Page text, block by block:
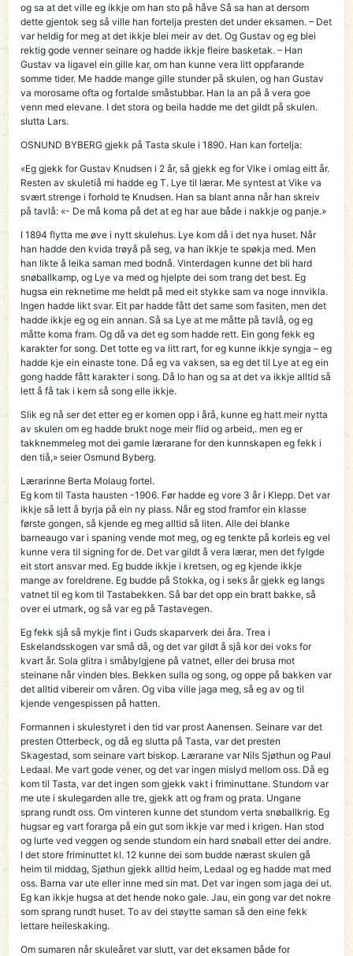
og sa at det ville eg ikkje om han sto på håve Så sa han at dersom
dette gjentok seg så ville han fortelja presten det under eksamen. – Det
var heldig for meg at det ikkje blei meir av det. Og Gustav og eg blei
rektig gode venner seinare og hadde ikkje fleire basketak. – Han
Gustav va ligavel ein gille kar, om han kunne vera litt oppfarande
somme tider. Me hadde mange gille stunder på skulen, og han Gustav
va morosame ofta og fortalde småstubbar. Han la an på å vera goe
venn med elevane. I det stora og beila hadde me det gildt på skulen.
slutta Lars.
OSNUND BYBERG gjekk på Tasta skule i 1890. Han kan fortelja:
«Eg gjekk for Gustav Knudsen i 2 år, så gjekk eg for Vike i omlag eitt år.
Resten av skuletiå mi hadde eg T. Lye til lærar. Me syntest at Vike va
svært strenge i forhold te Knudsen. Han sa blant anna når han skreiv
på tavlå: «- De må koma på det at eg har aue både i nakkje og panje.»
I 1894 flytta me øve i nytt skulehus. Lye kom då i det nya huset. Når
han hadde den kvida trøyå på seg, va han ikkje te spøkja med. Men
han likte å leika saman med bodnå. Vinterdagen kunne det bli hard
snøballkamp, og Lye va med og hjelpte dei som trang det best. Eg
hugsa ein reknetime me heldt på med eit stykke sam va noge innvikla.
Ingen hadde likt svar. Eit par hadde fått det same som fasiten, men det
hadde ikkje eg og ein annan. Så sa Lye at me måtte på tavlå, og eg
måtte koma fram. Og då va det eg som hadde rett. Ein gong fekk eg
karakter for song. Det totte eg va litt rart, for eg kunne ikkje syngja – eg
hadde kje ein einaste tone. Då eg va vaksen, sa eg det til Lye at eg ein
gong hadde fått karakter i song. Då lo han og sa at det va ikkje alltid så
lett å få tak i kem så song elle ikkje.
Slik eg nå ser det etter eg er komen opp i årå, kunne eg hatt meir nytta
av skulen om eg hadde brukt noge meir flid og arbeid,. men eg er
takknemmeleg mot dei gamle lærarane for den kunnskapen eg fekk i
den tiå,» seier Osmund Byberg.
Lærarinne Berta Molaug fortel.
Eg kom til Tasta hausten -1906. Før hadde eg vore 3 år i Klepp. Det var
ikkje så lett å byrja på ein ny plass. Når eg stod framfor ein klasse
første gongen, så kjende eg meg alltid så liten. Alle dei blanke
barneaugo var i spaning vende mot meg, og eg tenkte på korleis eg vel
kunne vera til signing for de. Det var gildt å vera lærar, men det fylgde
eit stort ansvar med. Eg budde ikkje i kretsen, og eg kjende ikkje
mange av foreldrene. Eg budde på Stokka, og i seks år gjekk eg langs
vatnet til eg kom til Tastabekken. Så bar det opp ein bratt bakke, så
over ei utmark, og så var eg på Tastavegen.
Eg fekk sjå så mykje fint i Guds skaparverk dei åra. Trea i
Eskelandsskogen var små då, og det var gildt å sjå kor dei voks for
kvart år. Sola glitra i småbylgjene på vatnet, eller dei brusa mot
steinane når vinden bles. Bekken sulla og song, og oppe på bakken var
det alltid vibereir om våren. Og viba ville jaga meg, så eg av og til
kjende vengespissen på hatten.
Formannen i skulestyret i den tid var prost Aanensen. Seinare var det
presten Otterbeck, og då eg slutta på Tasta, var det presten
Skagestad, som seinare vart biskop. Lærarane var Nils Sjøthun og Paul
Ledaal. Me vart gode vener, og det var ingen mislyd mellom oss. Då eg
kom til Tasta, var det ingen som gjekk vakt i friminuttane. Stundom var
me ute i skulegarden alle tre, gjekk att og fram og prata. Ungane
sprang rundt oss. Om vinteren kunne det stundom verta snøballkrig. Eg
hugsar eg vart forarga på ein gut som ikkje var med i krigen. Han stod
og lurte ved veggen og sende stundom ein hard snøball etter dei andre.
I det store friminuttet kl. 12 kunne dei som budde nærast skulen gå
heim til middag, Sjøthun gjekk alltid heim, Ledaal og eg hadde mat med
oss. Barna var ute eller inne med sin mat. Det var ingen som jaga dei ut.
Eg kan ikkje hugsa at det hende noko gale. Jau, ein gong var det nokre
som sprang rundt huset. To av dei støytte saman så den eine fekk
lettare heileskaking.
Om sumaren når skuleåret var slutt, var det eksamen både for